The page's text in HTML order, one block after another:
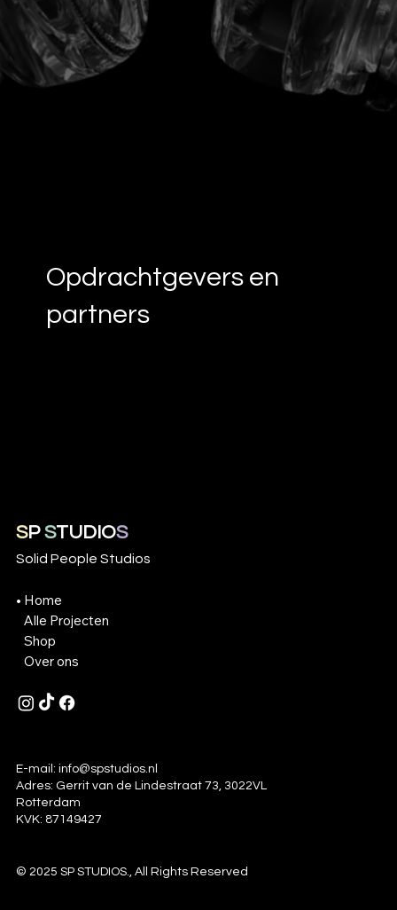
Opdrachtgevers en
partners
SPSTUDIOS
Solid People Studios
Home
Alle Projecten
Shop
Over ons
E-mail: info@spstudios.nl
Adres: Gerrit van de Lindestraat 73, 3022VL
Rotterdam
KVK: 87149427
© 2025 SP STUDIOS., All Rights Reserved